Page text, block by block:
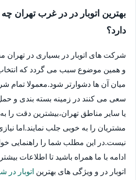
بهترین اتوبار در در غرب تهران
دارد؟
شرکت های اتوبار در بسیاری در تهران
و همین موضوع سبب می گردد که انتخاب
میان آن ها دشوارتر شود.معمولا تمام
سعی می کنند در زمینه بسته بندی و
یا سایر مناطق تهران،بیشترین دقت را
مشتریان را به خوبی جلب نمایند.اما
نیست.در این مطلب شما را راهنمایی
ادامه با ما همراه باشید تا اطلاعات
اتوبار در و ویژگی های بهترین اتوبار در